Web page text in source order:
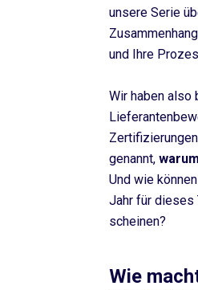
unsere Serie
und Ihre
Wir haben
genannt,warum
Und wie
Jahr für dieses
scheinen?
Wie